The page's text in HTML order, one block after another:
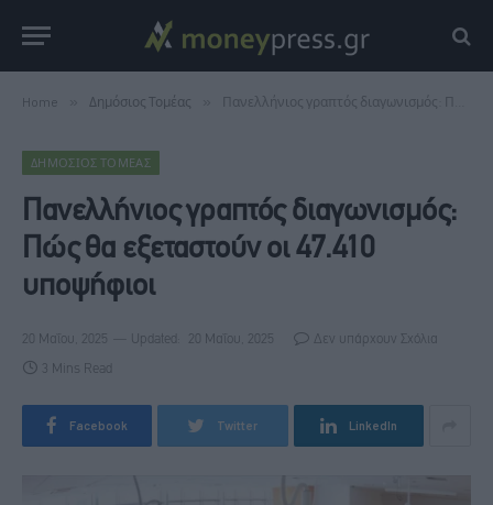
Home Δημόσιος Τομέας Πανελλήνιος γραπτός διαγωνισμός: Πώς θα εξεταστούν οι 47.410 υποψήφιοι
ΔΗΜΌΣΙΟΣ ΤΟΜΈΑΣ
Πανελλήνιος γραπτός διαγωνισμός:
Πώς θα εξεταστούν οι 47.410
υποψήφιοι
20 Μαΐου, 2025 Updated: 20 Μαΐου, 2025 Δεν υπάρχουν Σχόλια
3 Mins Read
Facebook Twitter LinkedIn